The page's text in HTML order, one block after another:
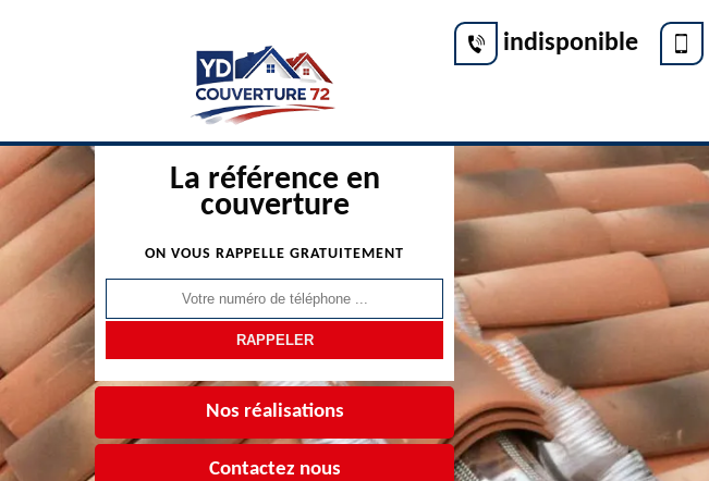
indisponible
La référence en
couverture
ON VOUS RAPPELLE GRATUITEMENT
Nos réalisations
Contactez nous